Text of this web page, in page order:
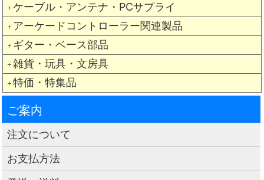
＋ ケーブル・アンテナ・PCサプライ
＋ アーケードコントローラー関連製品
＋ ギター・ベース部品
＋ 雑貨・玩具・文房具
＋ 特価・特集品
ご案内
注文について
お支払方法